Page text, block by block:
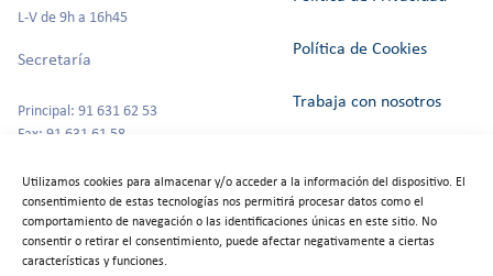
Utilizamos cookies para almacenar y/o acceder a la información del dispositivo. El
consentimiento de estas tecnologías nos permitirá procesar datos como el
comportamiento de navegación o las identificaciones únicas en este sitio. No
consentir o retirar el consentimiento, puede afectar negativamente a ciertas
características y funciones.
L-V de 9h a 16h45
Secretaría
Principal: 91 631 62 53
Fax: 91 631 61 58
Escuela Infantil
Tfno: 91 631 67 00
Política de Cookies
Trabaja con nosotros
Alquiler de espacios